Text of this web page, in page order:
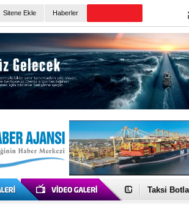
Sitene Ekle Haberler
Taksi
TÜRKLİM